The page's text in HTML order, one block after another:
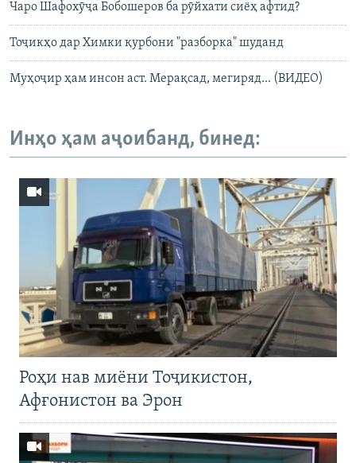
Чаро Шафохӯҷа Бобошеров ба рӯйхати сиёҳ афтид?
Тоҷикҳо дар Химки қурбони "разборка" шуданд
Муҳоҷир ҳам инсон аст. Мерақсад, мегиряд... (ВИДЕО)
Инҳо ҳам аҷоибанд, бинед:
Роҳи нав миёни Тоҷикистон,
Афғонистон ва Эрон